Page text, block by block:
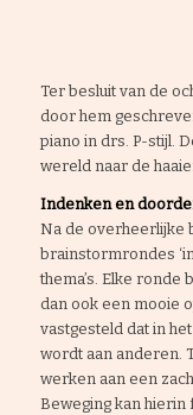
Ter besluit van de
door hem
piano in drs. P-stijl.
wereld naar de
Indenken en
Na de overheerlijke
brainstormrondes
thema’s. Elke ronde
dan ook een mooie
vastgesteld dat in
wordt aan anderen.
werken aan een
Beweging kan